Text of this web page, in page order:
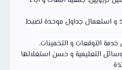
و استعمال جداول موحدة لضبط
التوقعات و التخمينات.
التعليمية و حسن استغلالها